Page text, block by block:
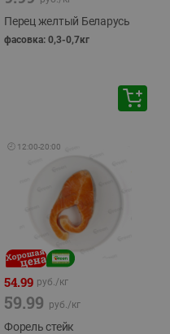
Перец желтый Беларусь
фасовка: 0,3-0,7кг
🕘 12:00-20:00
54.99 руб./кг
59.99 руб./кг
Форель стейк